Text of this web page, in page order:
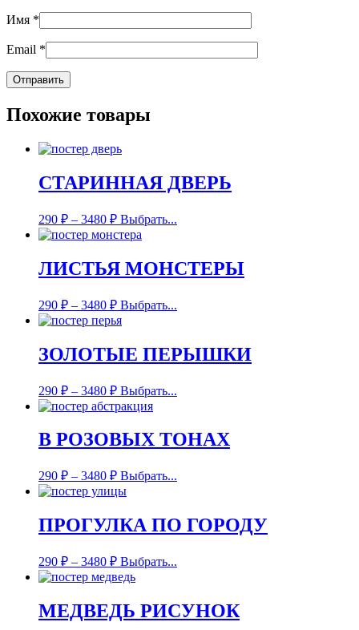
Имя *
Email *
Похожие товары
СТАРИННАЯ ДВЕРЬ
290 ₽ – 3480 ₽ Выбрать...
ЛИСТЬЯ МОНСТЕРЫ
290 ₽ – 3480 ₽ Выбрать...
ЗОЛОТЫЕ ПЕРЫШКИ
290 ₽ – 3480 ₽ Выбрать...
В РОЗОВЫХ ТОНАХ
290 ₽ – 3480 ₽ Выбрать...
ПРОГУЛКА ПО ГОРОДУ
290 ₽ – 3480 ₽ Выбрать...
МЕДВЕДЬ РИСУНОК